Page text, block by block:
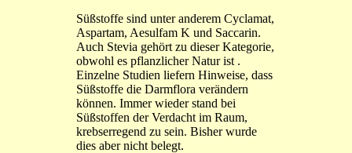
Süßstoffe sind unter anderem Cyclamat,
Aspartam, Aesulfam K und Saccarin.
Auch Stevia gehört zu dieser Kategorie,
obwohl es pflanzlicher Natur ist .
Einzelne Studien liefern Hinweise, dass
Süßstoffe die Darmflora verändern
können. Immer wieder stand bei
Süßstoffen der Verdacht im Raum,
krebserregend zu sein. Bisher wurde
dies aber nicht belegt.